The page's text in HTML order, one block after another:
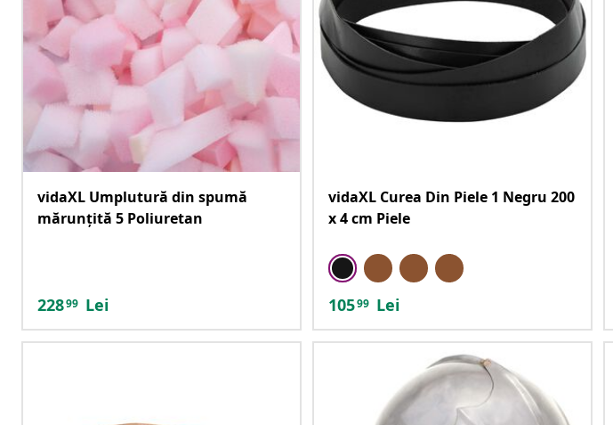
vidaXL Umplutură din spumă
mărunțită 5 Poliuretan
22899 Lei
vidaXL Curea Din Piele 1 Negru 200
x 4 cm Piele
10599 Lei